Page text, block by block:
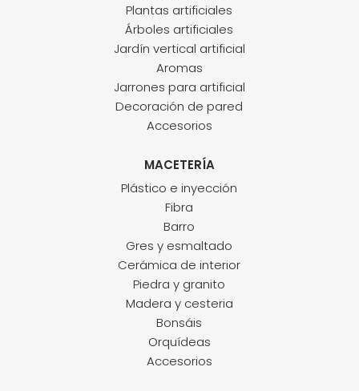
Plantas artificiales
Árboles artificiales
Jardín vertical artificial
Aromas
Jarrones para artificial
Decoración de pared
Accesorios
MACETERÍA
Plástico e inyección
Fibra
Barro
Gres y esmaltado
Cerámica de interior
Piedra y granito
Madera y cesteria
Bonsáis
Orquídeas
Accesorios